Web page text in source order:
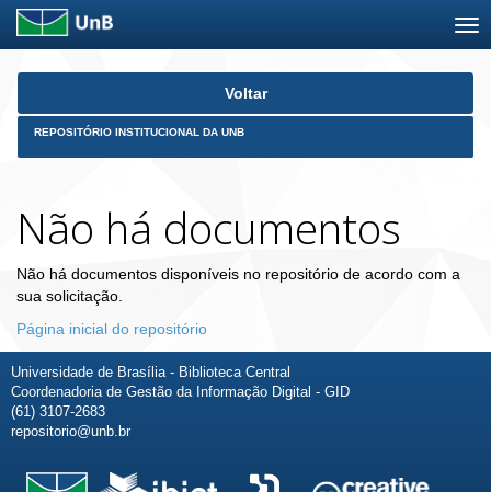
Skip
Voltar
REPOSITÓRIO INSTITUCIONAL DA UNB
Não há documentos
Não há documentos disponíveis no repositório de acordo com a
sua solicitação.
Página inicial do repositório
Universidade de Brasília - Biblioteca Central
Coordenadoria de Gestão da Informação Digital - GID
(61) 3107-2683
repositorio@unb.br